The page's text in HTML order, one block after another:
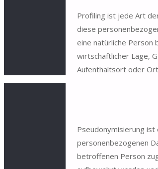
Profiling ist jede Art
diese
eine natürliche Person
wirtschaftlicher Lage,
Aufenthaltsort oder
Pseudonymisierung
personenbezogenen
betroffenen Person